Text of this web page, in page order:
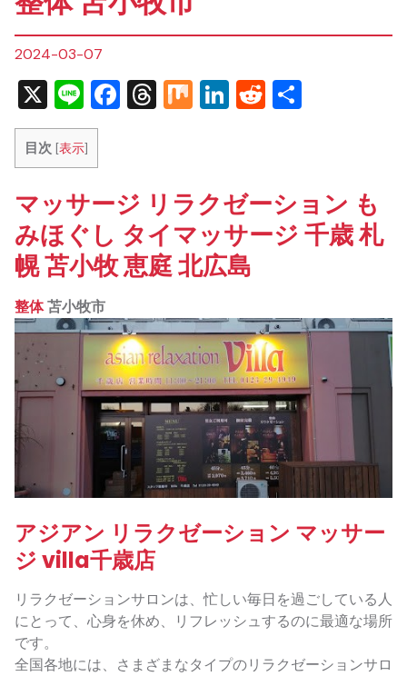
2024-03-07
X LineFacebook
Threads
MixLinkedIn
Reddit
目次 [表示]
マッサージ リラクゼーション も
みほぐし タイマッサージ 千歳 札
幌 苫小牧 恵庭 北広島
整体苫小牧市
アジアン リラクゼーション マッサー
ジ villa千歳店
リラクゼーションサロンは、忙しい毎日を過ごしている人
にとって、心身を休め、リフレッシュするのに最適な場所
です。
全国各地には、さまざまなタイプのリラクゼーションサロ